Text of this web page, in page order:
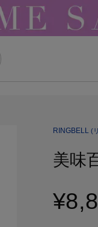
RINGBELL (
美味